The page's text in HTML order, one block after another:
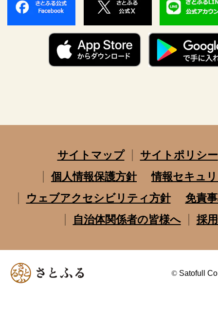
サイトマップ
サイトポリシー
個人情報保護方針
情報セキュ
ウェブアクセシビリティ方針
免責
自治体関係者の皆様へ
採
© Satofull